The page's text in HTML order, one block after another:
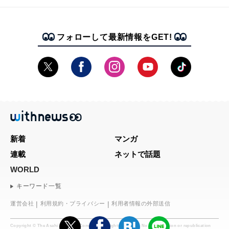
フォローして最新情報をGET!
Copyright © The Asahi Shimbun Company. All rights reserved. No reproduction or republication
新着
マンガ
連載
ネットで話題
WORLD
キーワード一覧
運営会社 利用規約・プライバシー 利用者情報の外部送信